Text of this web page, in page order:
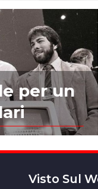
per un
Visto Sul